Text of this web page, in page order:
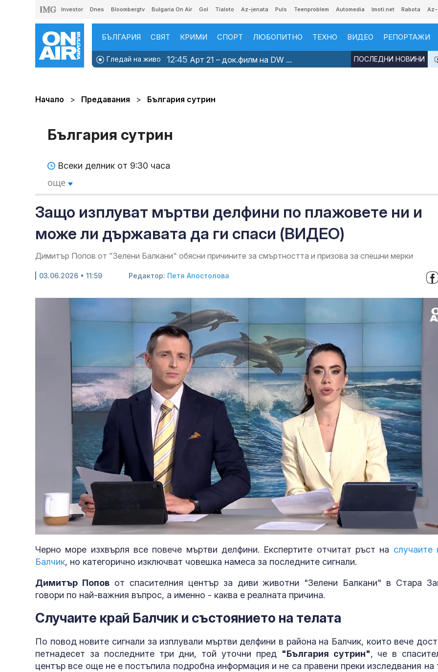
Investor Dnes Bloombergtv Bulgaria On Air Gol Tialoto Az-jenata Puls Teenproblem Automedia Imoti.net Rabota Az-
БЪЛГАРИЯ СВЯТ КРИМИ СПОРТ ЛЮБОПИТНО ТЕХНО ВИДЕО РЕПОРТАЖИ
Гледай на живо 12:45 Арт 21 – док.филм на DW ... ПОСЛЕДНИ НОВИНИ
Начало Предавания България сутрин
България сутрин
Всеки делник от 9:30 часа
още
Защо изплуват мъртви делфини по плажовете ни и
може ли държавата да ги спаси (ВИДЕО)
Димитър Попов от "Зелени Балкани" обясни причините за смъртността и призова за спешни мерки
03.06.2026 • 11:59 Редактор: Петя Апостолова
Unmute Loaded:
Черно море изхвърля все повече мъртви делфини. Експертите отчитат ръст на случаите
Балчик, но категорично изключват човешка намеса за последните сигнали.
Димитър Поповот спасителния център за диви животни "Зелени Балкани" в Стара
говори по най-важния въпрос, а именно - каква е реалната причина.
Случаите край Балчик и състоянието на телата
По повод новите сигнали за изплували мъртви делфини в района на Балчик, които вече
петнадесет за последните три дни, той уточни пред "България сутрин", че в
център все още не е постъпила подробна информация и не са правени преки изследвания на
Малолетните
морално да
дете със СОП